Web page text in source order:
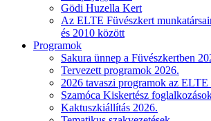
Gödi Huzella Kert
Az ELTE Füvészkert
és 2010 között
Programok
Sakura ünnep a Füvészkertben
Tervezett programok 2026.
2026 tavaszi programok az ELTE
Szamóca Kiskertész
Kaktuszkiállítás 2026.